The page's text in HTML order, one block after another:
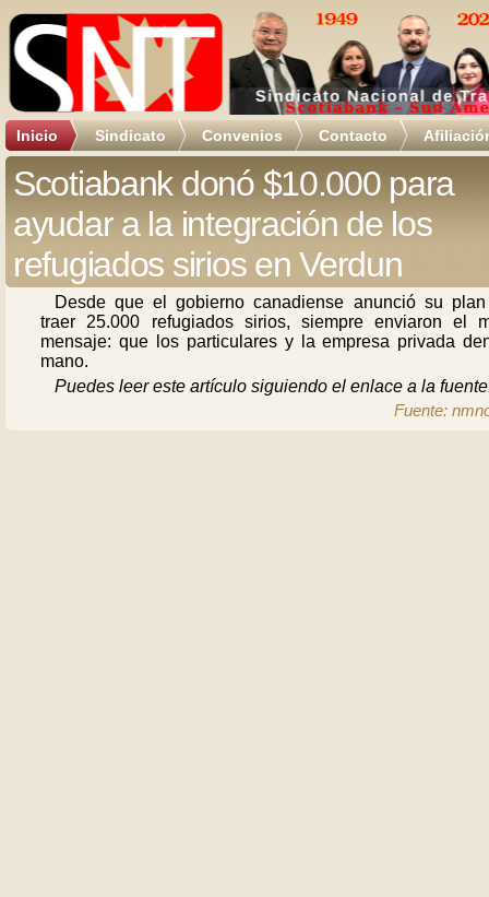
Inicio Sindicato Convenios Contacto
Scotiabank donó $10.000 para
ayudar a la integración de los
refugiados sirios en Verdun
Desde que el gobierno canadiense anunció su
traer 25.000 refugiados sirios, siempre enviaron el
mensaje: que los particulares y la empresa privada
mano.
Puedes leer este artículo siguiendo el enlace a la
Fuente: